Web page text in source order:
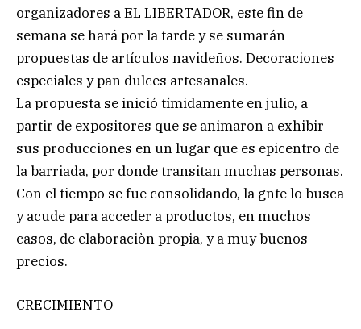
organizadores a EL LIBERTADOR, este fin de
semana se hará por la tarde y se sumarán
propuestas de artículos navideños. Decoraciones
especiales y pan dulces artesanales.
La propuesta se inició tímidamente en julio, a
partir de expositores que se animaron a exhibir
sus producciones en un lugar que es epicentro de
la barriada, por donde transitan muchas personas.
Con el tiempo se fue consolidando, la gnte lo busca
y acude para acceder a productos, en muchos
casos, de elaboraciòn propia, y a muy buenos
precios.
CRECIMIENTO